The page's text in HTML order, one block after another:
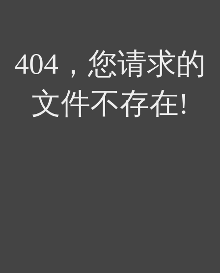
404，您请求的
文件不存在!